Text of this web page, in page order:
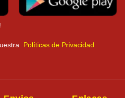
Políticas de Privacidad